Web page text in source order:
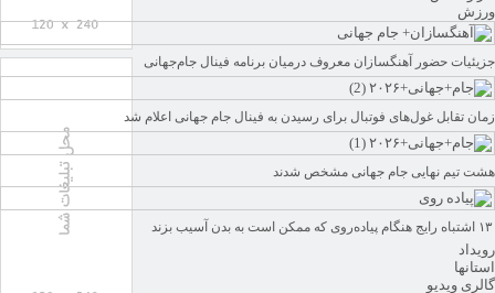
ورزش
جزیئیات حضور آهنگسازان معروف درمیان برنامه فینال جام‌جهانی
زمان تقابل غول‌های فوتبال برای رسیدن به فینال جام جهانی اعلام شد
هشت تیم نهایی جام جهانی مشخص شدند
رویداد
استانها
گالری ویدیو